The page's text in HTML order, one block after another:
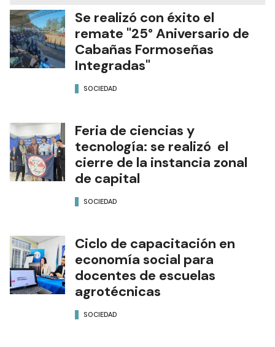
Se realizó con éxito el
remate "25° Aniversario de
Cabañas Formoseñas
Integradas"
SOCIEDAD
Feria de ciencias y
tecnología: se realizó el
cierre de la instancia zonal
de capital
SOCIEDAD
Ciclo de capacitación en
economía social para
docentes de escuelas
agrotécnicas
SOCIEDAD